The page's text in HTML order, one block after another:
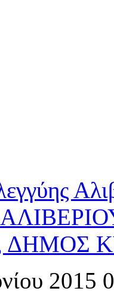
ΔΗΜΟΣ
2015